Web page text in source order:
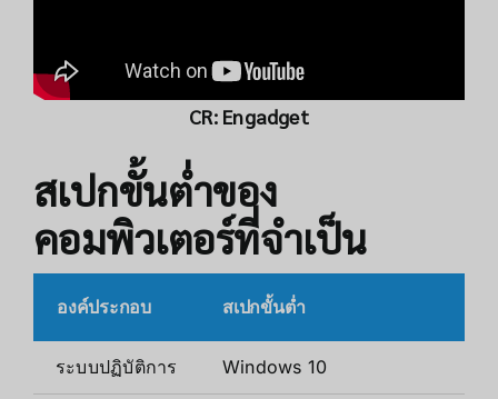
CR:Engadget
สเปกขั้นต่ำของ
คอมพิวเตอร์ที่จำเป็น
องค์ประกอบ สเปกขั้นต่ำ
ระบบปฏิบัติการ Windows 10